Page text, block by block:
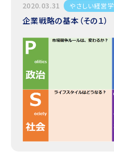
2020.03.31 やさしい経営学
企業戦略の基本（その１）